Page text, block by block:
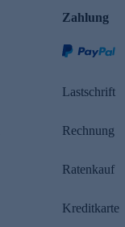
Zahlung
Lastschrift
Rechnung
Ratenkauf
Kreditkarte